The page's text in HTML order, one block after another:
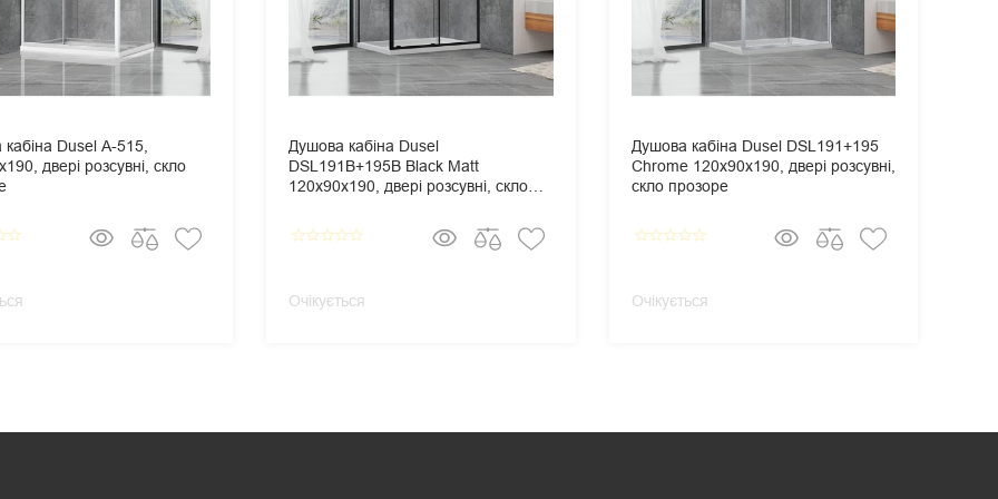
Dusel А-515,
двері розсувні, скло
star_border
Душова кабіна Dusel
DSL191B+195B Black Matt
120х90х190, двері розсувні, скло
star_borderstar_borderstar_borderstar_borderstar_border
Очікується
Душова кабіна Dusel DSL191+195
Chrome 120х90х190, двері розсувні,
скло прозоре
star_borderstar_borderstar_borderstar_borderstar_border
Очікується